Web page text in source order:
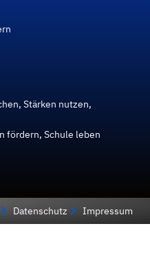
Stärken nutzen,
fördern, Schule leben
Datenschutz Impressum